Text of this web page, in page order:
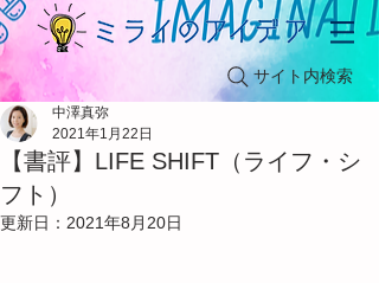
サイト内検索
【書評】LIFE SHIFT（ライフ・シ
フト）
中澤真弥
2021年1月22日
更新日： 2021年8月20日